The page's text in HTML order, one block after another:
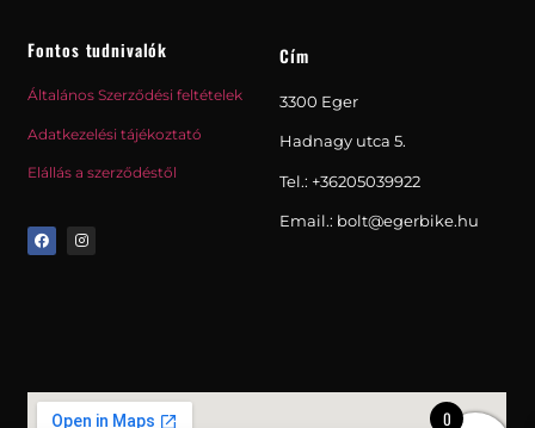
Fontos tudnivalók
Általános Szerződési feltételek
Adatkezelési tájékoztató
Elállás a szerződéstől
Cím
3300 Eger
Hadnagy utca 5.
Tel.: +36205039922
Email.: bolt@egerbike.hu
0